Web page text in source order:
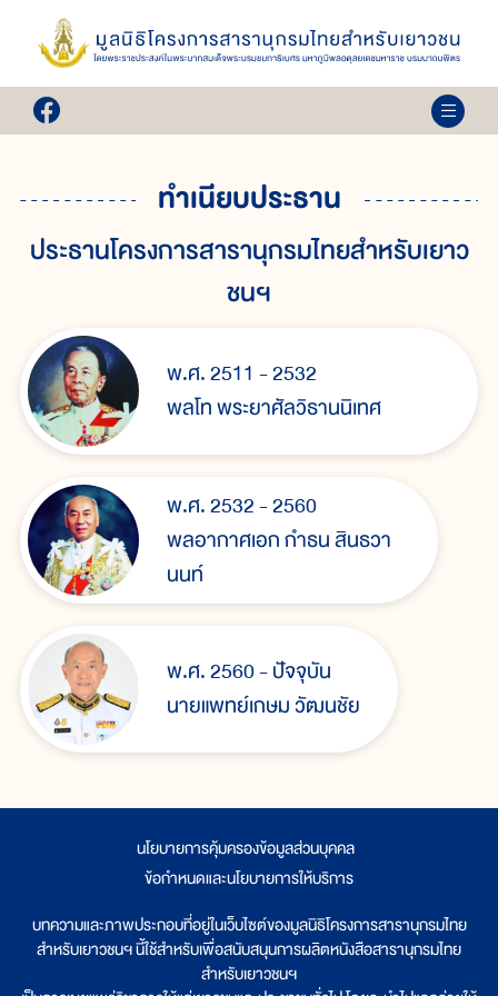
ทำเนียบประธาน
ประธานโครงการสารานุกรมไทยสำหรับเยาว
ชนฯ
พ.ศ. 2511 - 2532
พลโท พระยาศัลวิธานนิเทศ
พ.ศ. 2532 - 2560
พลอากาศเอก กำธน สินธวา
นนท์
พ.ศ. 2560 - ปัจจุบัน
นายแพทย์เกษม วัฒนชัย
นโยบายการคุ้มครองข้อมูลส่วนบุคคล
ข้อกำหนดและนโยบายการให้บริการ
บทความและภาพประกอบที่อยู่ในเว็บไซต์ของมูลนิธิโครงการสารานุกรมไทย
สำหรับเยาวชนฯ นี้ใช้สำหรับเพื่อสนับสนุนการผลิตหนังสือสารานุกรมไทย
สำหรับเยาวชนฯ